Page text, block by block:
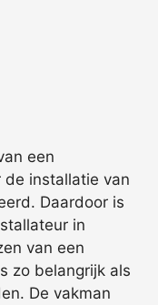
een
installatie van
Daardoor is
in
van een
zo belangrijk als
De vakman